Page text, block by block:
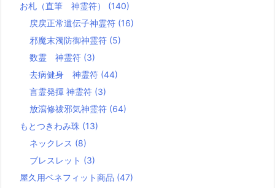
お札（直筆 神霊符） (140)
戻戻正常遺伝子神霊符 (16)
邪魔末濁防御神霊符 (5)
数霊 神霊符 (3)
去病健身 神霊符 (44)
言霊発揮 神霊符 (3)
放瀉修祓邪気神霊符 (64)
もとつきわみ珠 (13)
ネックレス (8)
ブレスレット (3)
屋久用ベネフィット商品 (47)